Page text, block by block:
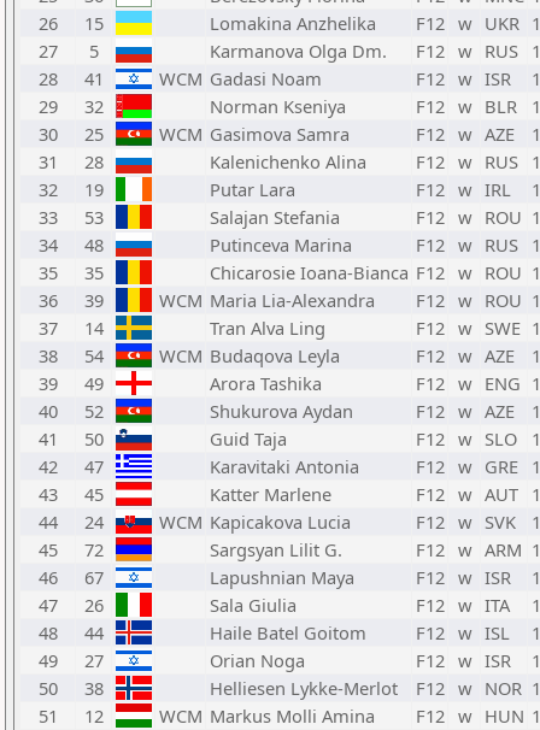
26
15 Lomakina Anzhelika F12 w UKR
27
5 Karmanova Olga Dm. F12 w RUS
28
41 WCM Gadasi Noam F12 w ISR
29
32 Norman Kseniya F12 w BLR
30
25 WCM Gasimova Samra F12 w AZE
31
28 Kalenichenko Alina F12 w RUS
32
19 Putar Lara F12 w IRL
33
53 Salajan Stefania F12 w ROU
34
48 Putinceva Marina F12 w RUS
35
35 Chicarosie Ioana-Bianca F12 w ROU
36
39 WCM Maria Lia-Alexandra F12 w ROU
37
14 Tran Alva Ling F12 w SWE
38
54 WCM Budaqova Leyla F12 w AZE
39
49 Arora Tashika F12 w ENG
40
52 Shukurova Aydan F12 w AZE
41
50 Guid Taja F12 w SLO
42
47 Karavitaki Antonia F12 w GRE
43
45 Katter Marlene F12 w AUT
44
24 WCM Kapicakova Lucia F12 w SVK
45
72 Sargsyan Lilit G. F12 w ARM
46
67 Lapushnian Maya F12 w ISR
47
26 Sala Giulia F12 w ITA
48
44 Haile Batel Goitom F12 w ISL
49
27 Orian Noga F12 w ISR
50
38 Helliesen Lykke-Merlot F12 w NOR
51
12 WCM Markus Molli Amina F12 w HUN